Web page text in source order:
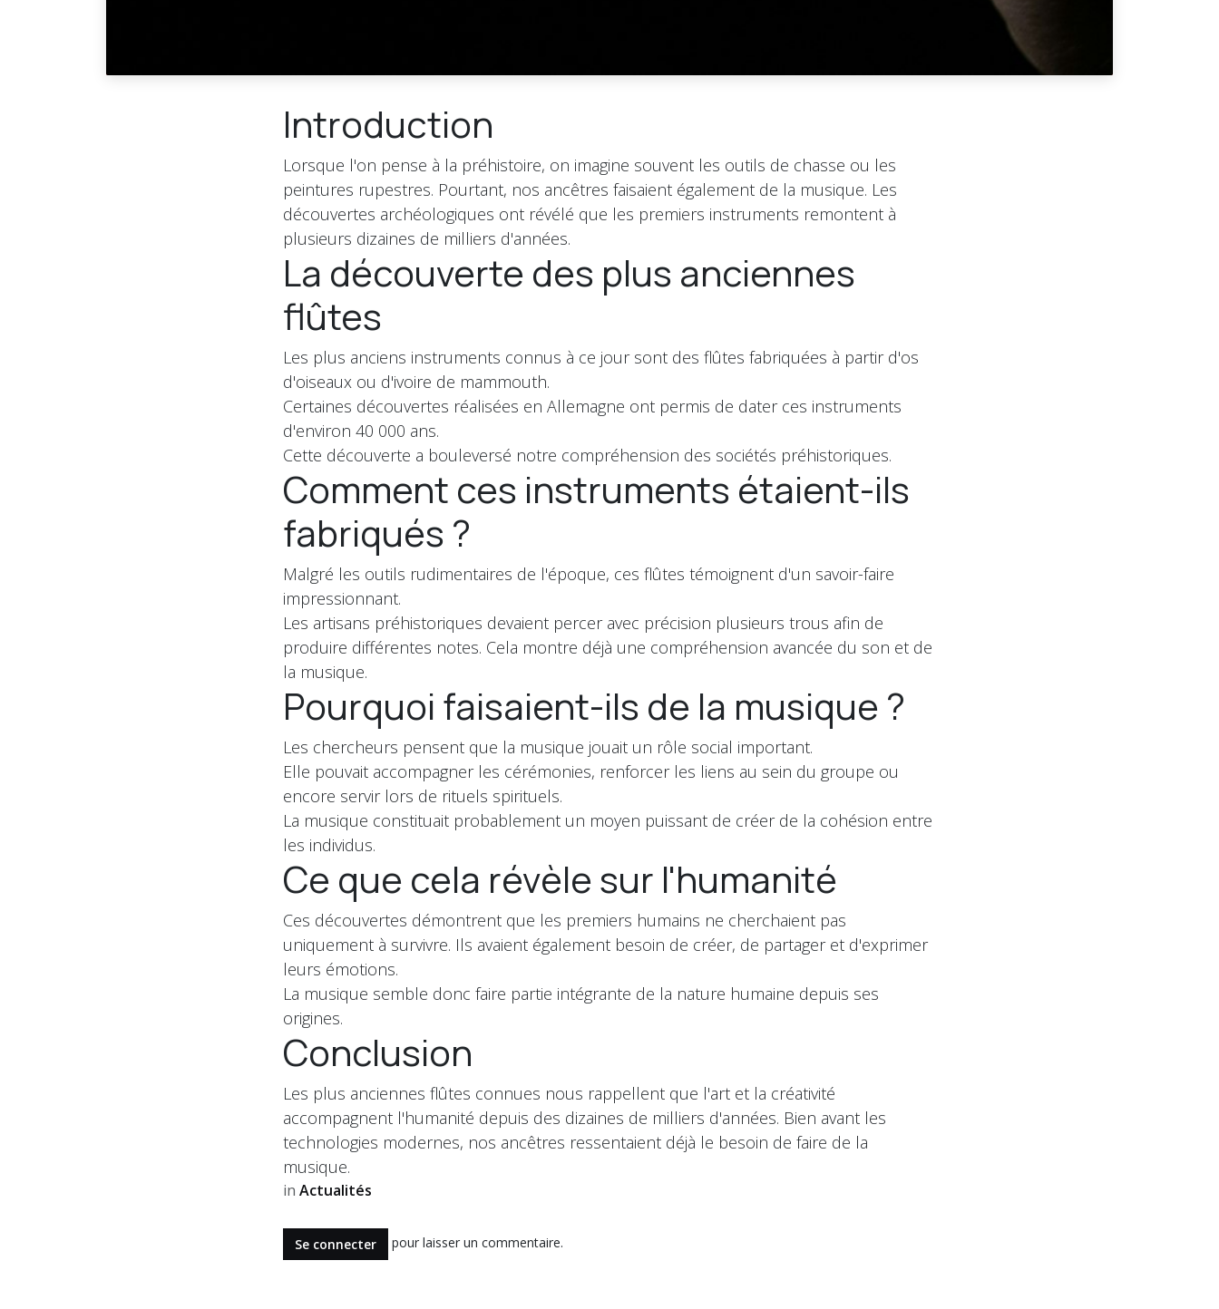
Introduction
Lorsque l'on pense à la préhistoire, on imagine souvent les outils de chasse ou les
peintures rupestres. Pourtant, nos ancêtres faisaient également de la musique. Les
découvertes archéologiques ont révélé que les premiers instruments remontent à
plusieurs dizaines de milliers d'années.
La découverte des plus anciennes
flûtes
Les plus anciens instruments connus à ce jour sont des flûtes fabriquées à partir d'os
d'oiseaux ou d'ivoire de mammouth.
Certaines découvertes réalisées en Allemagne ont permis de dater ces instruments
d'environ 40 000 ans.
Cette découverte a bouleversé notre compréhension des sociétés préhistoriques.
Comment ces instruments étaient-ils
fabriqués ?
Malgré les outils rudimentaires de l'époque, ces flûtes témoignent d'un savoir-faire
impressionnant.
Les artisans préhistoriques devaient percer avec précision plusieurs trous afin de
produire différentes notes. Cela montre déjà une compréhension avancée du son et de
la musique.
Pourquoi faisaient-ils de la musique ?
Les chercheurs pensent que la musique jouait un rôle social important.
Elle pouvait accompagner les cérémonies, renforcer les liens au sein du groupe ou
encore servir lors de rituels spirituels.
La musique constituait probablement un moyen puissant de créer de la cohésion entre
les individus.
Ce que cela révèle sur l'humanité
Ces découvertes démontrent que les premiers humains ne cherchaient pas
uniquement à survivre. Ils avaient également besoin de créer, de partager et d'exprimer
leurs émotions.
La musique semble donc faire partie intégrante de la nature humaine depuis ses
origines.
Conclusion
Les plus anciennes flûtes connues nous rappellent que l'art et la créativité
accompagnent l'humanité depuis des dizaines de milliers d'années. Bien avant les
technologies modernes, nos ancêtres ressentaient déjà le besoin de faire de la
musique.
in Actualités
Se connecter pour laisser un commentaire.